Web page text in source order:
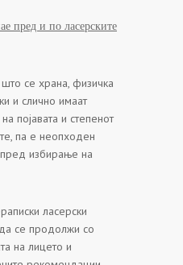
пред и по ласерските
се храна, физичка
и слично имаат
појавата и степенот
па е неопходен
избирање на
ласерски
се продолжи со
на лицето и